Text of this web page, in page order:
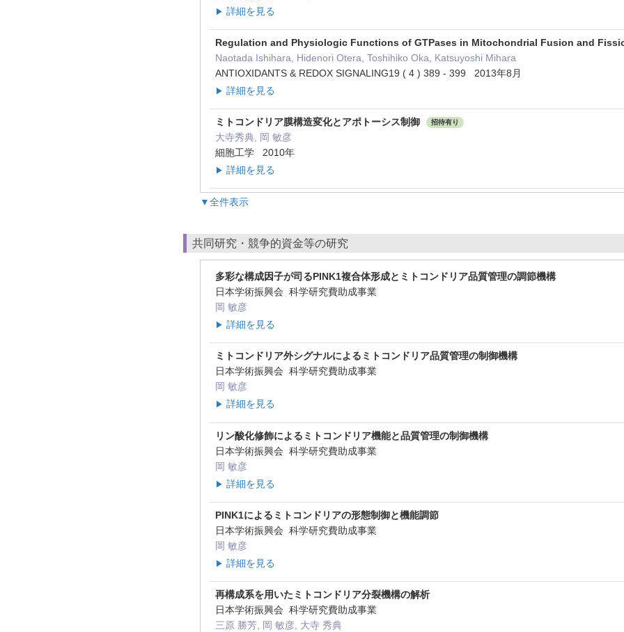
▶ 詳細を見る
Regulation and Physiologic Functions of GTPases in Mitochondrial Fusion and
Naotada Ishihara, Hidenori Otera, Toshihiko Oka, Katsuyoshi Mihara
ANTIOXIDANTS & REDOX SIGNALING19 ( 4 ) 389 - 399 2013年8月
▶ 詳細を見る
ミトコンドリア膜構造変化とアポトーシス制御 招待有り
大寺秀典, 岡 敏彦
細胞工学 2010年
▶ 詳細を見る
▼全件表示
共同研究・競争的資金等の研究
多彩な構成因子が司るPINK1複合体形成とミトコンドリア品質管理の調節機構
日本学術振興会 科学研究費助成事業
岡 敏彦
▶ 詳細を見る
ミトコンドリア外シグナルによるミトコンドリア品質管理の制御機構
日本学術振興会 科学研究費助成事業
岡 敏彦
▶ 詳細を見る
リン酸化修飾によるミトコンドリア機能と品質管理の制御機構
日本学術振興会 科学研究費助成事業
岡 敏彦
▶ 詳細を見る
PINK1によるミトコンドリアの形態制御と機能調節
日本学術振興会 科学研究費助成事業
岡 敏彦
▶ 詳細を見る
再構成系を用いたミトコンドリア分裂機構の解析
日本学術振興会 科学研究費助成事業
三原 勝芳, 岡 敏彦, 大寺 秀典